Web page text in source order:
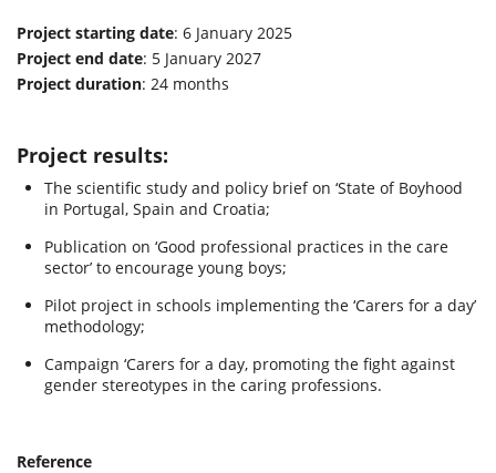
Project starting date: 6 January 2025
Project end date: 5 January 2027
Project duration: 24 months
Project results:
The scientific study and policy brief on ‘State of Boyhood
in Portugal, Spain and Croatia;
Publication on ‘Good professional practices in the care
sector’ to encourage young boys;
Pilot project in schools implementing the ‘Carers for a day’
methodology;
Campaign ‘Carers for a day, promoting the fight against
gender stereotypes in the caring professions.
Reference